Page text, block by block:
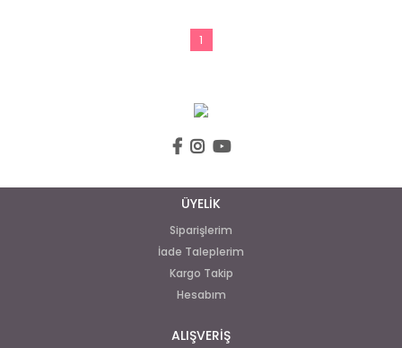
1
ÜYELİK
Siparişlerim
İade Taleplerim
Kargo Takip
Hesabım
ALIŞVERİŞ